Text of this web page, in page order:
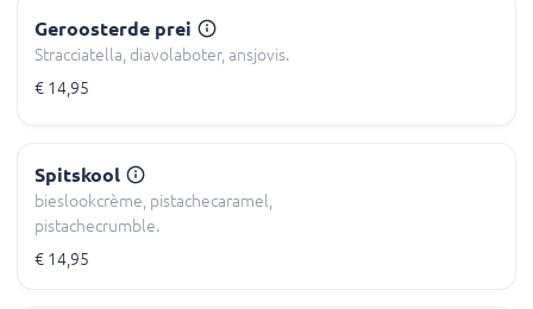
Geroosterde prei
Stracciatella, diavolaboter, ansjovis.
€ 14,95
Spitskool
bieslookcrème, pistachecaramel,
pistachecrumble.
€ 14,95